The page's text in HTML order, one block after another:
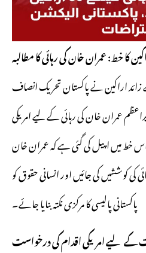
ایوانِ نمائندگان کے 60 سے زائد اراکین نے پاکستان تحریک انصاف
عمران خان کی رہائی کے لیے امریکی
خط میں اپیل کی گئی ہے کہ عمران خان
کی کوششیں کی جائیں اور انسانی حقوق کو
پاکستانی پالیسی کا مرکزی نکتہ بنایا جائے۔
کے لیے امریکی اقدام کی درخواست